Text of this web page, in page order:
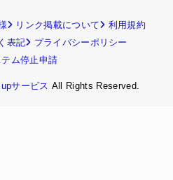
リンク掲載について
利用規約
表記
プライバシーポリシー
テム停止申請
サービス All Rights Reserved.